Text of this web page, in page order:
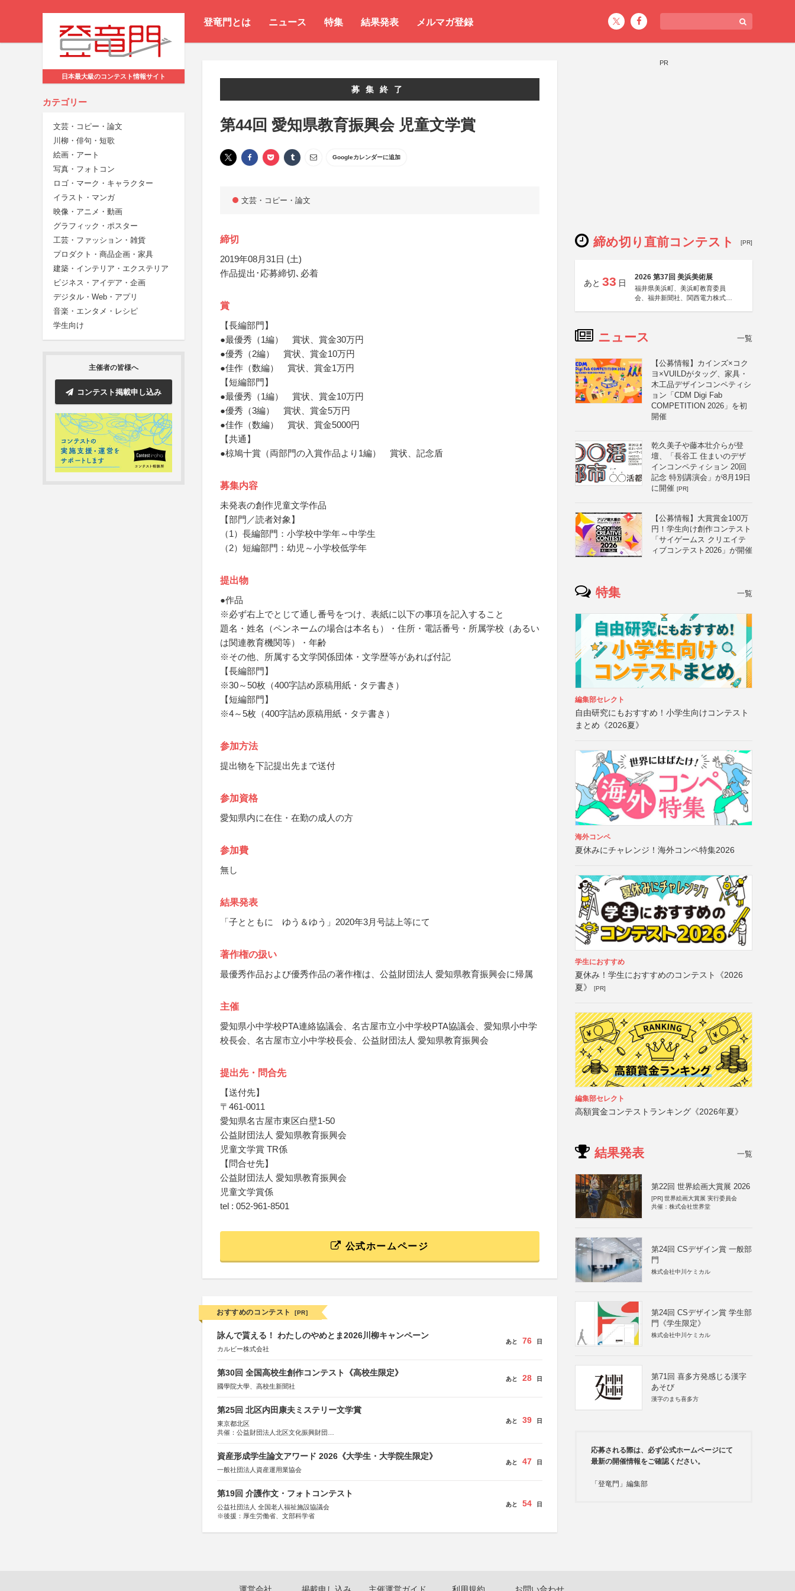
登竜門とは ニュース 特集 結果発表 メルマガ登録
日本最大級のコンテスト情報サイト
カテゴリー
文芸・コピー・論文
川柳・俳句・短歌
絵画・アート
写真・フォトコン
ロゴ・マーク・キャラクター
イラスト・マンガ
映像・アニメ・動画
グラフィック・ポスター
工芸・ファッション・雑貨
プロダクト・商品企画・家具
建築・インテリア・エクステリア
ビジネス・アイデア・企画
デジタル・Web・アプリ
音楽・エンタメ・レシピ
学生向け
主催者の皆様へ
コンテスト掲載申し込み
募集終了
第44回 愛知県教育振興会 児童文学賞
Googleカレンダーに追加
文芸・コピー・論文
締切
2019年08月31日 (土)
作品提出･応募締切､必着
賞
【長編部門】
●最優秀（1編） 賞状、賞金30万円
●優秀（2編） 賞状、賞金10万円
●佳作（数編） 賞状、賞金1万円
【短編部門】
●最優秀（1編） 賞状、賞金10万円
●優秀（3編） 賞状、賞金5万円
●佳作（数編） 賞状、賞金5000円
【共通】
●椋鳩十賞（両部門の入賞作品より1編） 賞状、記念盾
募集内容
未発表の創作児童文学作品
【部門／読者対象】
（1）長編部門：小学校中学年～中学生
（2）短編部門：幼児～小学校低学年
提出物
●作品
※必ず右上でとじて通し番号をつけ、表紙に以下の事項を記入すること
題名・姓名（ペンネームの場合は本名も）・住所・電話番号・所属学校（あるい
は関連教育機関等）・年齢
※その他、所属する文学関係団体・文学歴等があれば付記
【長編部門】
※30～50枚（400字詰め原稿用紙・タテ書き）
【短編部門】
※4～5枚（400字詰め原稿用紙・タテ書き）
参加方法
提出物を下記提出先まで送付
参加資格
愛知県内に在住・在勤の成人の方
参加費
無し
結果発表
「子とともに ゆう＆ゆう」2020年3月号誌上等にて
著作権の扱い
最優秀作品および優秀作品の著作権は、公益財団法人 愛知県教育振興会に帰属
主催
愛知県小中学校PTA連絡協議会、名古屋市立小中学校PTA協議会、愛知県小中学
校長会、名古屋市立小中学校長会、公益財団法人 愛知県教育振興会
提出先・問合先
【送付先】
〒461-0011
愛知県名古屋市東区白壁1-50
公益財団法人 愛知県教育振興会
児童文学賞 TR係
【問合せ先】
公益財団法人 愛知県教育振興会
児童文学賞係
tel : 052-961-8501
公式ホームページ
おすすめのコンテスト [PR]
詠んで貰える！ わたしのやめとま2026川柳キャンペーン
カルビー株式会社
あと 76 日
第30回 全国高校生創作コンテスト《高校生限定》
國學院大學、高校生新聞社
あと 28 日
第25回 北区内田康夫ミステリー文学賞
東京都北区
共催：公益財団法人北区文化振興財団
協賛：株式会社実業之日本社
あと 39 日
資産形成学生論文アワード 2026《大学生・大学院生限定》
一般社団法人資産運用業協会
あと 47 日
第19回 介護作文・フォトコンテスト
公益社団法人 全国老人福祉施設協議会
※後援：厚生労働省、文部科学省
あと 54 日
PR
締め切り直前コンテスト [PR]
あと 33 日
2026 第37回 美浜美術展
福井県美浜町、美浜町教育委員
会、福井新聞社、関西電力株式会
ニュース 一覧
【公募情報】カインズ×コク
ヨ×VUILDがタッグ、家具・
木工品デザインコンペティシ
ョン「CDM Digi Fab
COMPETITION 2026」を初
開催
乾久美子や藤本壮介らが登
壇、「長谷工 住まいのデザ
インコンペティション 20回
記念 特別講演会」が8月19日
に開催 [PR]
【公募情報】大賞賞金100万
円！学生向け創作コンテスト
「サイゲームス クリエイテ
ィブコンテスト2026」が開催
特集 一覧
編集部セレクト
自由研究にもおすすめ！小学生向けコンテスト
まとめ《2026夏》
海外コンペ
夏休みにチャレンジ！海外コンペ特集2026
学生におすすめ
夏休み！学生におすすめのコンテスト《2026
夏》
[PR]
編集部セレクト
高額賞金コンテストランキング《2026年夏》
結果発表 一覧
第22回 世界絵画大賞展 2026
[PR] 世界絵画大賞展 実行委員会
共催：株式会社世界堂
第24回 CSデザイン賞 一般部
門
株式会社中川ケミカル
第24回 CSデザイン賞 学生部
門《学生限定》
株式会社中川ケミカル
第71回 喜多方発感じる漢字
あそび
漢字のまち喜多方
応募される際は、必ず公式ホームページにて
最新の開催情報をご確認ください。
「登竜門」編集部